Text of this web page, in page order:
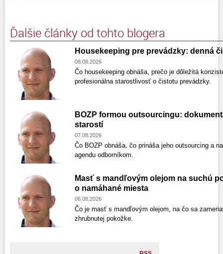
Ďalšie články od tohto blogera
Housekeeping pre prevádzky: denná
08.08.2026
Čo housekeeping obnáša, prečo je dôležitá
profesionálna starostlivosť o čistotu prevádzky.
BOZP formou outsourcingu:
starostí
07.08.2026
Čo BOZP obnáša, čo prináša jeho outsourcing a
agendu odborníkom.
Masť s mandľovým olejom na suchú
o namáhané miesta
06.08.2026
Čo je masť s mandľovým olejom, na čo sa
zhrubnutej pokožke.